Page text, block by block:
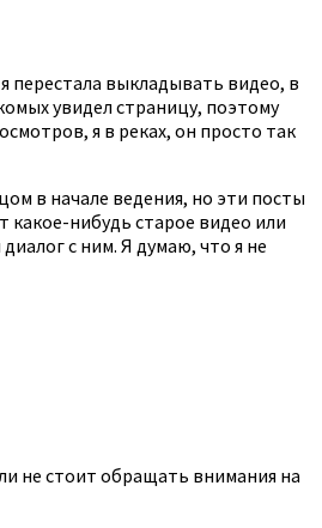
перестала выкладывать видео, в
увидел страницу, поэтому
я в реках, он просто так
в начале ведения, но эти посты
какое-нибудь старое видео или
с ним. Я думаю, что я не
не стоит обращать внимания на